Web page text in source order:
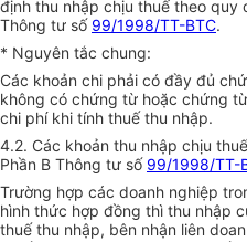
định thu nhập chịu thuế theo quy
Thông tư số 99/1998/TT-BTC.
* Nguyên tắc chung:
Các khoản chi phải có đầy đủ
không có chứng từ hoặc chứng
chi phí khi tính thuế thu nhập.
4.2. Các khoản thu nhập chịu
Phần B Thông tư số 99/1998/TT-
Trường hợp các doanh nghiệp
hình thức hợp đồng thì thu nhập
thuế thu nhập, bên nhận liên